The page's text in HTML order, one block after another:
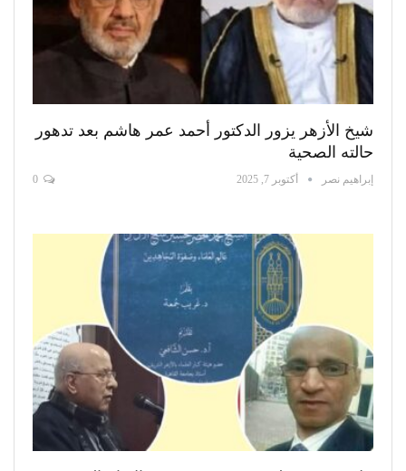
شيخ الأزهر يزور الدكتور أحمد عمر هاشم بعد تدهور
حالته الصحية
إبراهيم نصر أكتوبر 7, 2025